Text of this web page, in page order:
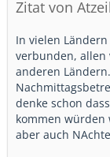
Zitat von
In vielen
verbunden, allen
anderen
denke schon
kommen würden
aber auch